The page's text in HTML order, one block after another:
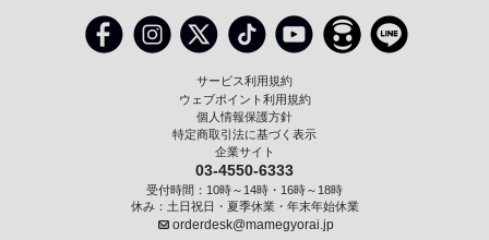
サービス利用規約
ウェブポイント利用規約
個人情報保護方針
特定商取引法に基づく表示
企業サイト
03-4550-6333
受付時間：10時～14時・16時～18時
休み：土日祝日・夏季休業・年末年始休業
orderdesk@mamegyorai.jp